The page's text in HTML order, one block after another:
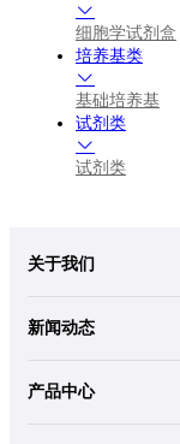
细胞学试剂盒
培养基类
基础培养基
试剂类
试剂类
关于我们
新闻动态
产品中心